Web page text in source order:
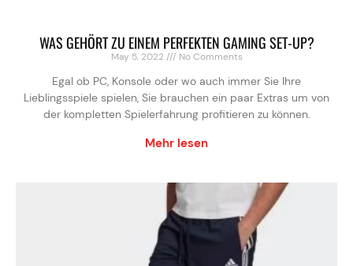
WAS GEHÖRT ZU EINEM PERFEKTEN GAMING SET-UP?
May 5, 2022 No Comments
Egal ob PC, Konsole oder wo auch immer Sie Ihre
Lieblingsspiele spielen, Sie brauchen ein paar Extras um von
der kompletten Spielerfahrung profitieren zu können.
Mehr lesen